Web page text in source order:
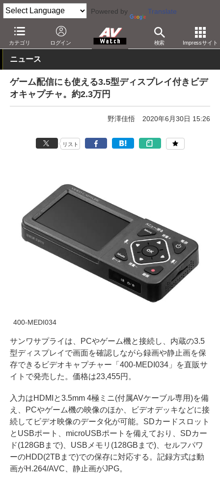
Powered by Translate
カテゴリ ログイン 検索 Impressサイト
AV Watch 製品 AV周辺機器
ニュース
ゲーム配信にも使える3.5型ディスプレイ付きビデ
オキャプチャ。約2.3万円
野澤佳悟 2020年6月30日 15:26
リスト
400-MEDI034
サンワサプライは、PCやゲーム機と接続し、内蔵の3.5
型ディスプレイで画面を確認しながら録画や静止画を保
存できるビデオキャプチャー「400-MEDI034」を直販サ
イトで発売した。価格は23,455円。
入力はHDMIと3.5mm 4極ミニ(付属AVケーブル専用)を備
え、PCやゲーム機の映像のほか、ビデオデッキなどに接
続してビデオ映像のデータ化が可能。SDカードスロット
とUSBポート、microUSBポートを備えており、SDカー
ド(128GBまで)、USBメモリ(128GBまで)、セルフパワ
ーのHDD(2TBまで)での保存に対応する。記録方式は動
画がH.264/AVC、静止画がJPG。